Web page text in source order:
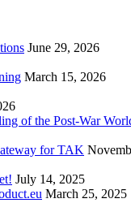
June 29, 2026
March 15, 2026
of the Post-War
for TAK
July 14, 2025
March 25, 2025